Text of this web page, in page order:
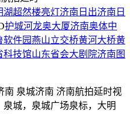
湖超然楼亮灯 济南日出济南日
护城河 龙奥大厦济南奥体中
软件园 燕山立交桥黄河大桥黄
科技馆山东省会大剧院济南图
南 泉城济南 济南航拍延时视
泉城，泉城广场泉标，大明